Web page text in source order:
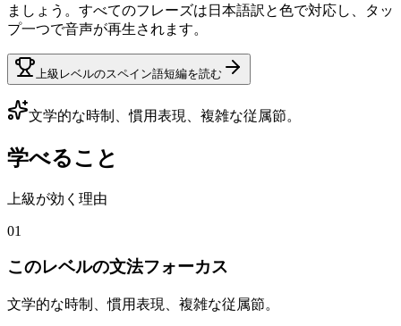
ましょう。すべてのフレーズは日本語訳と色で対応し、タッ
プ一つで音声が再生されます。
上級レベルのスペイン語短編を読む
文学的な時制、慣用表現、複雑な従属節。
学べること
上級が効く理由
01
このレベルの文法フォーカス
文学的な時制、慣用表現、複雑な従属節。